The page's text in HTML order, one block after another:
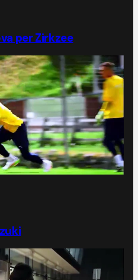
per Zirkzee